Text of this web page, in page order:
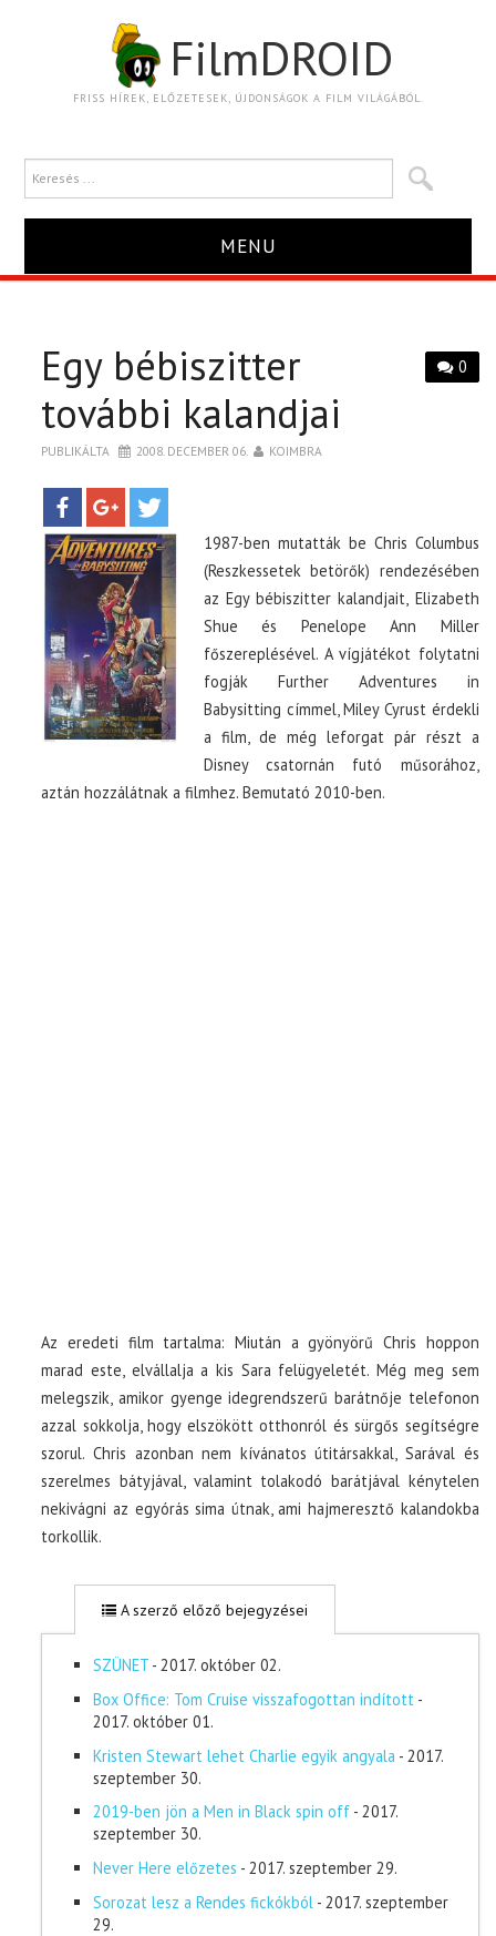
FilmDROID
FRISS HÍREK, ELŐZETESEK, ÚJDONSÁGOK A FILM VILÁGÁBÓL.
MENU
TRAILER
KRITIKA
BOXOFFICE
TOP10
KULISSZA
CIKK
PÓLÓ RENDELÉS
0
Egy bébiszitter
további kalandjai
PUBLIKÁLTA 2008. DECEMBER 06. KOIMBRA
1987-ben mutatták be Chris Columbus
(Reszkessetek betörők) rendezésében
az Egy bébiszitter kalandjait, Elizabeth
Shue és Penelope Ann Miller
főszereplésével. A vígjátékot folytatni
fogják Further Adventures in
Babysitting címmel, Miley Cyrust érdekli
a film, de még leforgat pár részt a
Disney csatornán futó műsorához,
aztán hozzálátnak a filmhez. Bemutató 2010-ben.
Az eredeti film tartalma: Miután a gyönyörű Chris hoppon
marad este, elvállalja a kis Sara felügyeletét. Még meg sem
melegszik, amikor gyenge idegrendszerű barátnője telefonon
azzal sokkolja, hogy elszökött otthonról és sürgős segítségre
szorul. Chris azonban nem kívánatos útitársakkal, Sarával és
szerelmes bátyjával, valamint tolakodó barátjával kénytelen
nekivágni az egyórás sima útnak, ami hajmeresztő kalandokba
torkollik.
A szerző előző bejegyzései
SZÜNET - 2017. október 02.
Box Office: Tom Cruise visszafogottan indított -
2017. október 01.
Kristen Stewart lehet Charlie egyik angyala - 2017.
szeptember 30.
2019-ben jön a Men in Black spin off - 2017.
szeptember 30.
Never Here előzetes - 2017. szeptember 29.
Sorozat lesz a Rendes fickókból - 2017. szeptember
29.